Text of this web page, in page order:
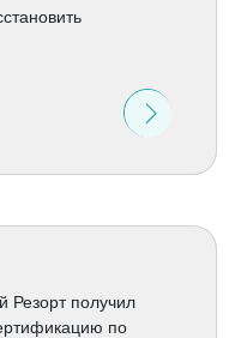
Резорт получил
по